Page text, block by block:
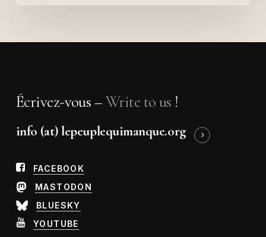
Écrivez-vous –Write to us !
info (at) lepeuplequimanque.org
FACEBOOK
MASTODON
BLUESKY
YOUTUBE